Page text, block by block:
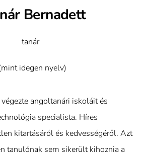
Bernadett
tanár
idegen nyelv)
angoltanári iskoláit és
specialista. Híres
kitartásáról és kedvességéről. Azt
tanulónak sem sikerült kihoznia a